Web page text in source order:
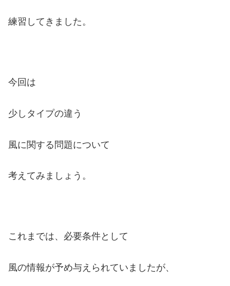
練習してきました。
今回は
少しタイプの違う
風に関する問題について
考えてみましょう。
これまでは、必要条件として
風の情報が予め与えられていましたが、